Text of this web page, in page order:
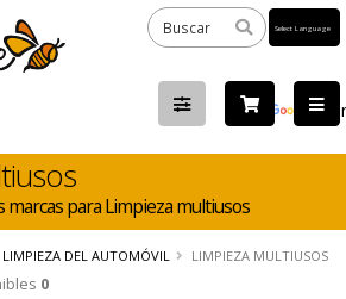
by
para Limpieza multiusos
LIMPIEZA DEL AUTOMÓVIL LIMPIEZA MULTIUSOS
0